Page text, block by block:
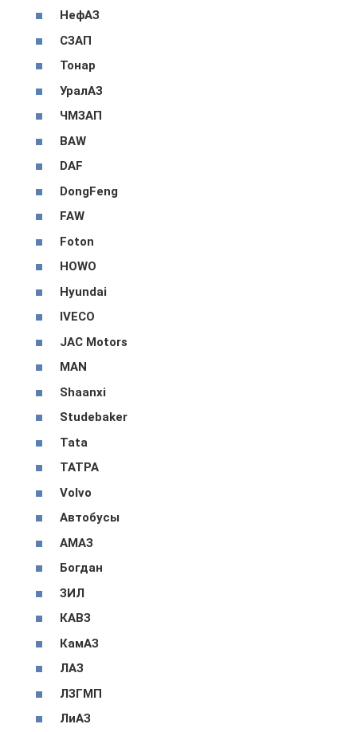
НефАЗ
СЗАП
Тонар
УралАЗ
ЧМЗАП
BAW
DAF
DongFeng
FAW
Foton
HOWO
Hyundai
IVECO
JAC Motors
MAN
Shaanxi
Studebaker
Tata
ТАТРА
Volvo
Автобусы
АМАЗ
Богдан
ЗИЛ
КАВЗ
КамАЗ
ЛАЗ
ЛЗГМП
ЛиАЗ